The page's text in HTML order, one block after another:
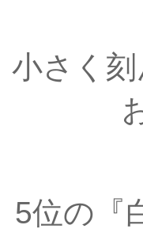
小さく
5位の『